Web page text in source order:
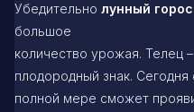
Убедительно лунный
большое
количество урожая. Телец
плодородный знак. Сегодня
полной мере сможет